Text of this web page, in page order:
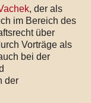
, der als
im Bereich des
über
Vorträge als
bei der
der